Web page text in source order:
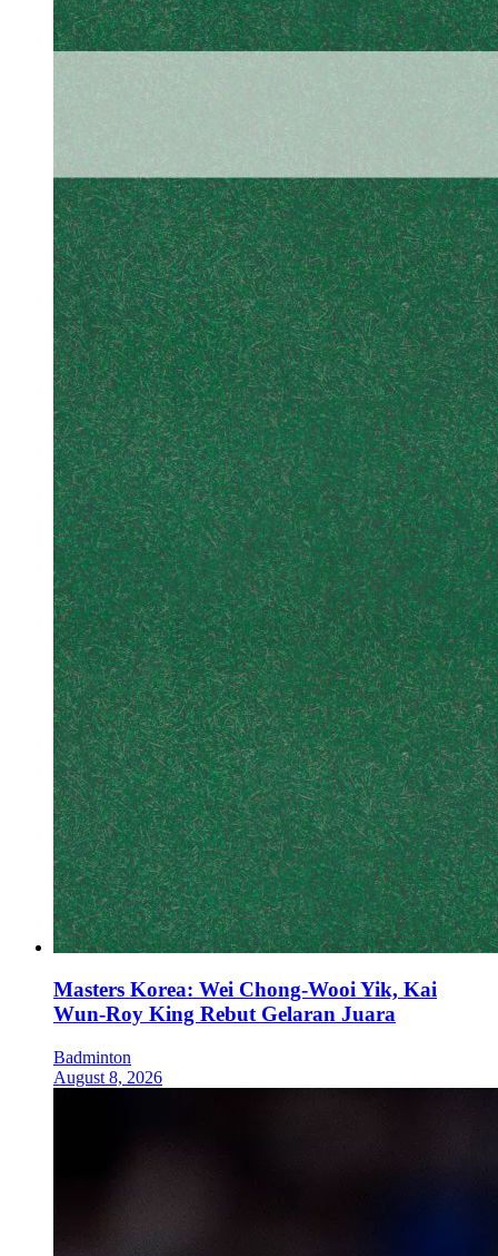
Masters Korea: Wei Chong-Wooi Yik, Kai
Wun-Roy King Rebut Gelaran Juara
Badminton
August 8, 2026